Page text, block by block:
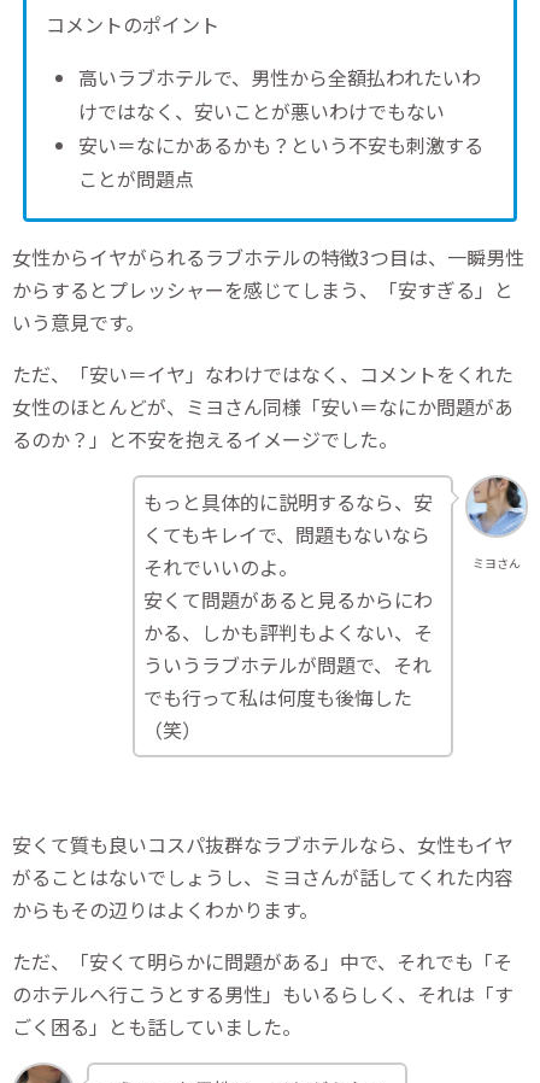
コメントのポイント
高いラブホテルで、男性から全額払われたいわ
けではなく、安いことが悪いわけでもない
安い＝なにかあるかも？という不安も刺激する
ことが問題点
女性からイヤがられるラブホテルの特徴3つ目は、一瞬男性
からするとプレッシャーを感じてしまう、「安すぎる」と
いう意見です。
ただ、「安い＝イヤ」なわけではなく、コメントをくれた
女性のほとんどが、ミヨさん同様「安い＝なにか問題があ
るのか？」と不安を抱えるイメージでした。
ミヨさん
もっと具体的に説明するなら、安
くてもキレイで、問題もないなら
それでいいのよ。
安くて問題があると見るからにわ
かる、しかも評判もよくない、そ
ういうラブホテルが問題で、それ
でも行って私は何度も後悔した
（笑）
安くて質も良いコスパ抜群なラブホテルなら、女性もイヤ
がることはないでしょうし、ミヨさんが話してくれた内容
からもその辺りはよくわかります。
ただ、「安くて明らかに問題がある」中で、それでも「そ
のホテルへ行こうとする男性」もいるらしく、それは「す
ごく困る」とも話していました。